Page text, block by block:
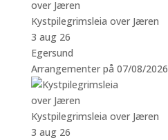
Kystpilegrimsleia over Jæren
3 aug 26
Egersund
Arrangementer på 07/08/2026
Kystpilegrimsleia over Jæren
3 aug 26